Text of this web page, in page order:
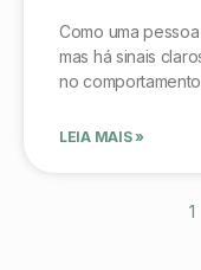
Como uma
mas há sinais
no
LEIA MAIS »
1